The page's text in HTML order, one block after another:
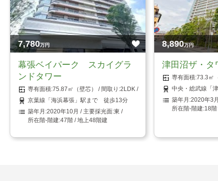
7,780万円
幕張ベイパーク スカイグラ
ンドタワー
75.87㎡（壁芯）
2LDK
京葉線「海浜幕張」駅まで 徒歩13分
2020年10月
東
47階 / 地上48階建
8,890万円
津田沼ザ・タ
73.3㎡
中央・総武線「
2020年3
18